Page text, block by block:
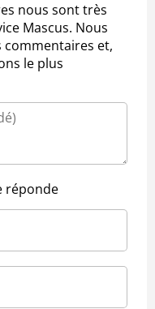
nous sont très
Mascus. Nous
commentaires et,
le plus
réponde